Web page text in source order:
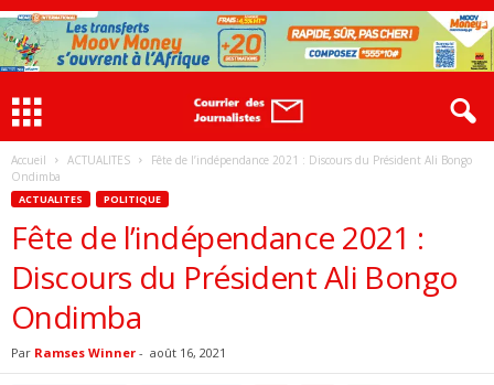
Accueil ACTUALITES
Fête de l’indépendance 2021 : Discours du Président Ali Bongo
Ondimba
ACTUALITES POLITIQUE
Fête de l’indépendance 2021 :
Discours du Président Ali Bongo
Ondimba
Par Ramses Winner - août 16, 2021